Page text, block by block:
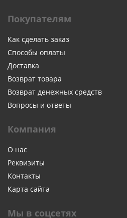
Покупателям
Как сделать заказ
Способы оплаты
Доставка
Возврат товара
Возврат денежных средств
Вопросы и ответы
Компания
О нас
Реквизиты
Контакты
Карта сайта
Мы в соцсетях